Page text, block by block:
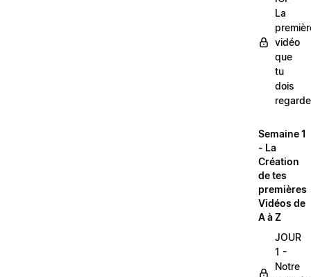
La
vidéo
que
tu
dois
Semaine 1
- La
Création
de tes
premières
Vidéos de
A à Z
JOUR
1 -
Notre